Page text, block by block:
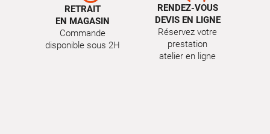
RETRAIT
EN MAGASIN
Commande
disponible sous 2H
RENDEZ-VOUS
DEVIS EN LIGNE
Réservez votre
prestation
atelier en ligne